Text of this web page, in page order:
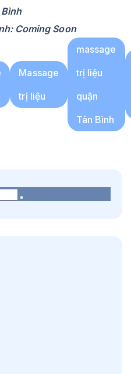
Coming Soon
Massage
trị liệu
massage
trị liệu
quận
Tân Bình